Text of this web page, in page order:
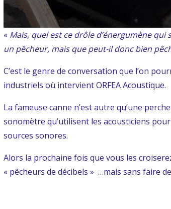
« Mais, quel est ce drôle d’énergumène
un pêcheur, mais que peut-il donc bien
C’est le genre de conversation que l’on
industriels où intervient ORFEA Acoustique.
La fameuse canne n’est autre qu’une
sonomètre qu’utilisent les acousticiens
sources sonores.
Alors la prochaine fois que vous les
« pêcheurs de décibels » …mais sans faire